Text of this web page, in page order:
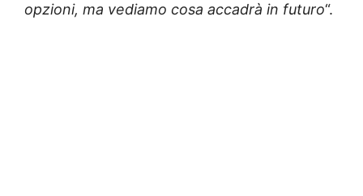
opzioni, ma vediamo cosa accadrà in futuro“.